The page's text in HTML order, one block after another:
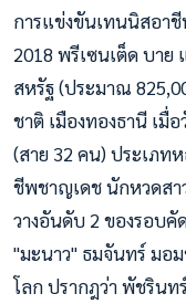
การแข่งขันเทนนิสอา
2018 พรีเซนเต็ด บาย
สหรัฐ (ประมาณ
ชาติ เมืองทองธานี เมื่
(สาย 32 คน) ประเภท
ชีพชาญเดช นักหวดสา
วางอันดับ 2 ของรอบคั
"มะนาว" ธมจันทร์ มอ
โลก ปรากฎว่า พัชริน